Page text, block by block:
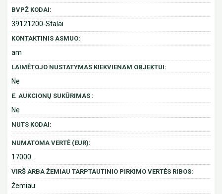
BVPŽ KODAI:
39121200-Stalai
KONTAKTINIS ASMUO:
am
LAIMĖTOJO NUSTATYMAS KIEKVIENAM OBJEKTUI:
Ne
E. AUKCIONŲ SUKŪRIMAS :
Ne
NUTS KODAI:
NUMATOMA VERTĖ (EUR):
17000.
VIRŠ ARBA ŽEMIAU TARPTAUTINIO PIRKIMO VERTĖS RIBOS:
Žemiau